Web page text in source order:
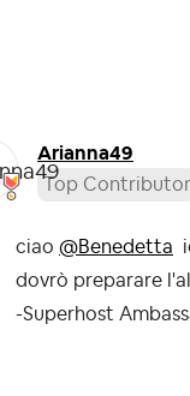
Arianna49
Top Contributor
ciao @Benedetta
dovrò preparare
-Superhost